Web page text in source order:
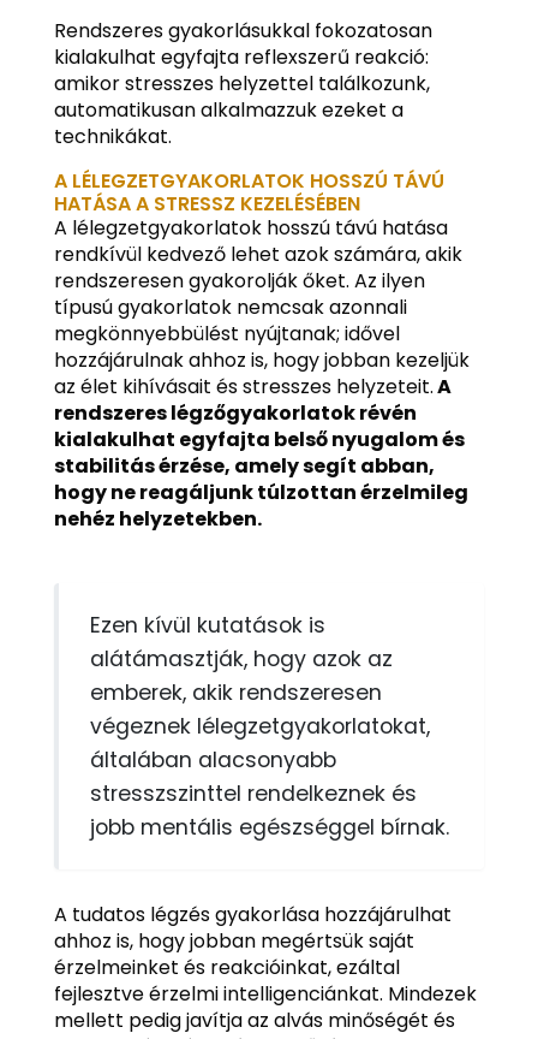
Rendszeres gyakorlásukkal fokozatosan
kialakulhat egyfajta reflexszerű reakció:
amikor stresszes helyzettel találkozunk,
automatikusan alkalmazzuk ezeket a
technikákat.
A LÉLEGZETGYAKORLATOK HOSSZÚ TÁVÚ
HATÁSA A STRESSZ KEZELÉSÉBEN
A lélegzetgyakorlatok hosszú távú hatása
rendkívül kedvező lehet azok számára, akik
rendszeresen gyakorolják őket. Az ilyen
típusú gyakorlatok nemcsak azonnali
megkönnyebbülést nyújtanak; idővel
hozzájárulnak ahhoz is, hogy jobban kezeljük
az élet kihívásait és stresszes helyzeteit.A
rendszeres légzőgyakorlatok révén
kialakulhat egyfajta belső nyugalom és
stabilitás érzése, amely segít abban,
hogy ne reagáljunk túlzottan érzelmileg
nehéz helyzetekben.
Ezen kívül kutatások is
alátámasztják, hogy azok az
emberek, akik rendszeresen
végeznek lélegzetgyakorlatokat,
általában alacsonyabb
stresszszinttel rendelkeznek és
jobb mentális egészséggel bírnak.
A tudatos légzés gyakorlása hozzájárulhat
ahhoz is, hogy jobban megértsük saját
érzelmeinket és reakcióinkat, ezáltal
fejlesztve érzelmi intelligenciánkat. Mindezek
mellett pedig javítja az alvás minőségét és